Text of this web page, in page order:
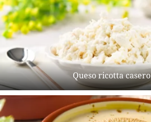
Queso ricotta casero